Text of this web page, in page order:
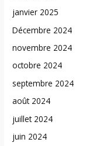
janvier 2025
Décembre 2024
novembre 2024
octobre 2024
septembre 2024
août 2024
juillet 2024
juin 2024